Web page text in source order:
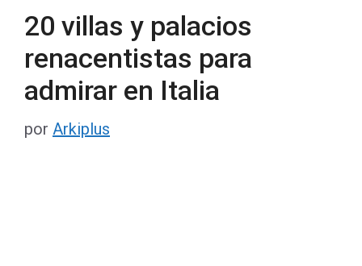
20 villas y palacios
renacentistas para
admirar en Italia
por Arkiplus